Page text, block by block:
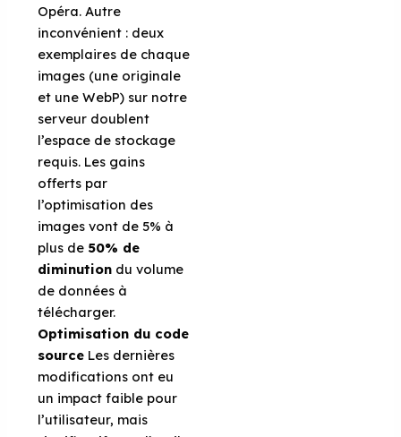
Opéra. Autre
inconvénient : deux
exemplaires de chaque
images (une originale
et une WebP) sur notre
serveur doublent
l’espace de stockage
requis. Les gains
offerts par
l’optimisation des
images vont de 5% à
plus de 50% de
diminution du volume
de données à
télécharger.
Optimisation du code
source Les dernières
modifications ont eu
un impact faible pour
l’utilisateur, mais